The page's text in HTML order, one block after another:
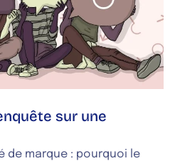
des décisions avisées,
pour réaliser une veille
sur une
de marque : pourquoi le